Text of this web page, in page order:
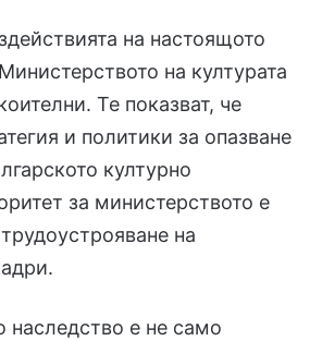
на настоящото
на културата
Те показват, че
и политики за опазване
културно
за министерството е
на
наследство е не само